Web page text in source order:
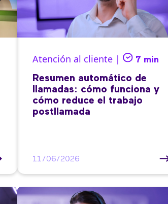
Atención al cliente | 7 min
Resumen automático de
llamadas: cómo funciona y
cómo reduce el trabajo
postllamada
11/06/2026